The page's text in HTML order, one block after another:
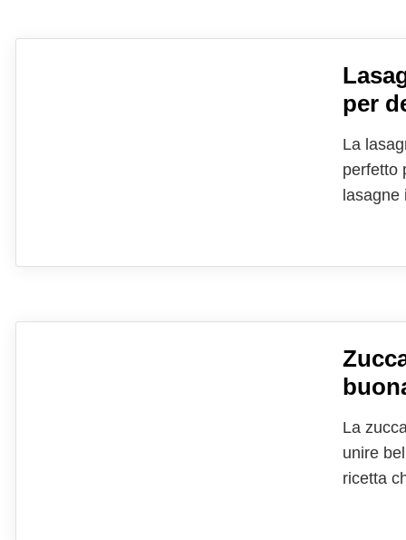
per
La
perfetto
dei
La
unire
ricetta
colori